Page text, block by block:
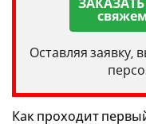
Оставляя заявку,
Как проходит